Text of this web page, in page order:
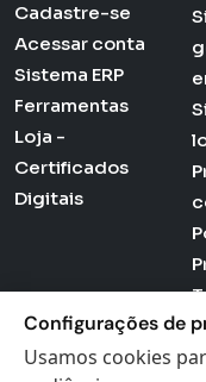
Cadastre-se
Acessar conta
Sistema ERP
Ferramentas
Loja -
Certificados
Digitais
Configurações de
Usamos cookies